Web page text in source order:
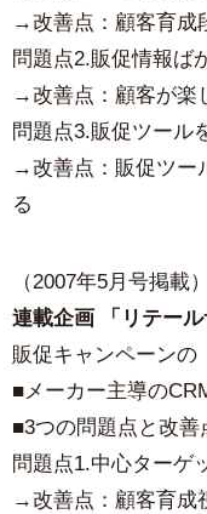
→改善点：顧客育成
問題点2.販促情報ば
→改善点：顧客が楽
問題点3.販促ツール
→改善点：販促ツー
る
（2007年5月号掲載）
連載企画 「リテー
販促キャンペーンの
■メーカー主導の
■3つの問題点と改善
問題点1.中心ターゲ
→改善点：顧客育成